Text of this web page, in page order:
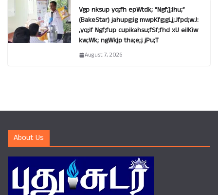
Vgp nksup yq;fh epWtdk; “Ngf;];lhu;”
(BakeStar) jahupg;ig mwpKfg;gLj;Jfpd;wJ:
,yq;if Ngf;fup cupikahsu;fSf;fhd xU eilKiw
kw;Wk; ngWkjp tha;e;j jPu;T
August 7, 2026
About Us